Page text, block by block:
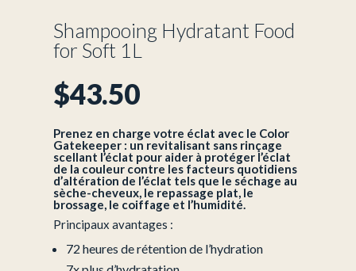
Shampooing Hydratant Food
for Soft 1L
$43.50
Prenez en charge votre éclat avec le Color
Gatekeeper : un revitalisant sans rinçage
scellant l’éclat pour aider à protéger l’éclat
de la couleur contre les facteurs quotidiens
d’altération de l’éclat tels que le séchage au
sèche-cheveux, le repassage plat, le
brossage, le coiffage et l’humidité.
Principaux avantages :
72 heures de rétention de l’hydration